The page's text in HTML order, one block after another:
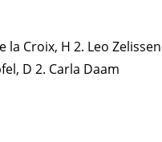
la Croix, H 2. Leo Zelissen
D 2. Carla Daam